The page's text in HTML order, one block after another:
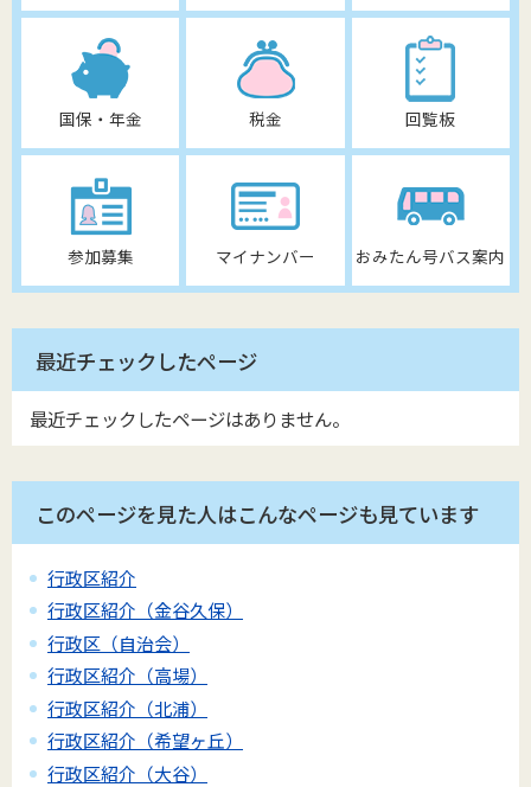
国保・年金 税金 回覧板
参加募集 マイナンバー おみたん号バス案内
最近チェックしたページ
最近チェックしたページはありません。
このページを見た人はこんなページも見ています
行政区紹介
行政区紹介（金谷久保）
行政区（自治会）
行政区紹介（高場）
行政区紹介（北浦）
行政区紹介（希望ヶ丘）
行政区紹介（大谷）